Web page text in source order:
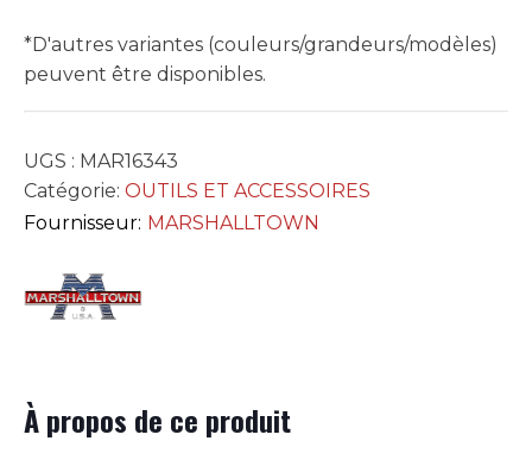
ALUMINIUM
#427
*D'autres variantes (couleurs/grandeurs/modèles)
peuvent être disponibles.
UGS : MAR16343
Catégorie: OUTILS ET ACCESSOIRES
Fournisseur: MARSHALLTOWN
À propos de ce produit